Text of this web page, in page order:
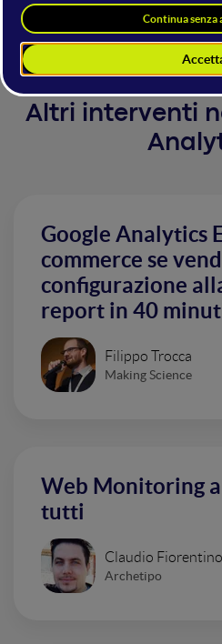
attraverso vari strumenti.
Altri interventi
Google Analytics
commerce se
configurazione
report in 40
Filippo Trocca
Making Science
Web Monitoring
tutti
Claudio Fiorentino
Archetipo